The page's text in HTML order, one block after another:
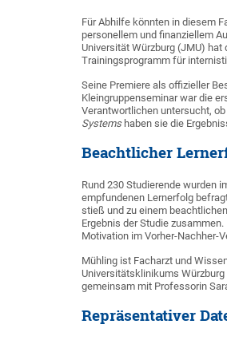
Für Abhilfe könnten in diesem
personellem und finanziellem
Universität Würzburg (JMU)
Trainingsprogramm für
Seine Premiere als offizieller
Kleingruppenseminar war die
Verantwortlichen untersucht,
Systemshaben sie die
Beachtlicher
Rund 230 Studierende wurden
empfundenen Lernerfolg
stieß und zu einem
Ergebnis der Studie
Motivation im Vorher-Nachher-
Mühling ist Facharzt und
Universitätsklinikums
gemeinsam mit Professorin
Repräsentativer